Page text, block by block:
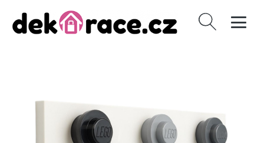
Vyhledávání